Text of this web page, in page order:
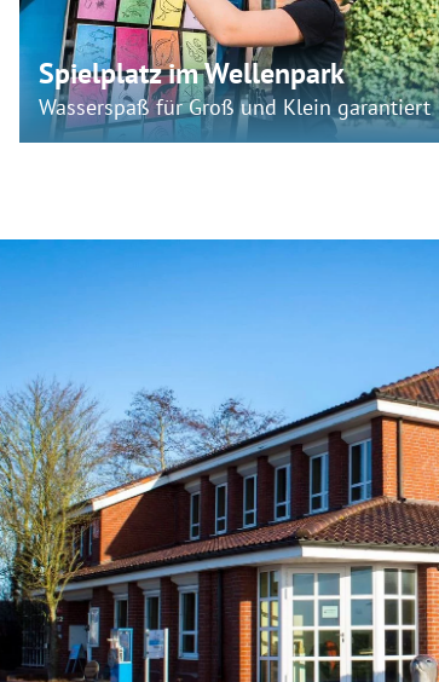
Spielplatz im Wellenpark
Wasserspaß für Groß und Klein garantiert